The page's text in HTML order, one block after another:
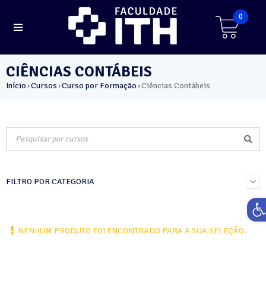
0
CIÊNCIAS CONTÁBEIS
Início›Cursos›Curso por Formação›Ciências Contábeis
FILTRO POR CATEGORIA
NENHUM PRODUTO FOI ENCONTRADO PARA A SUA SELEÇÃO.